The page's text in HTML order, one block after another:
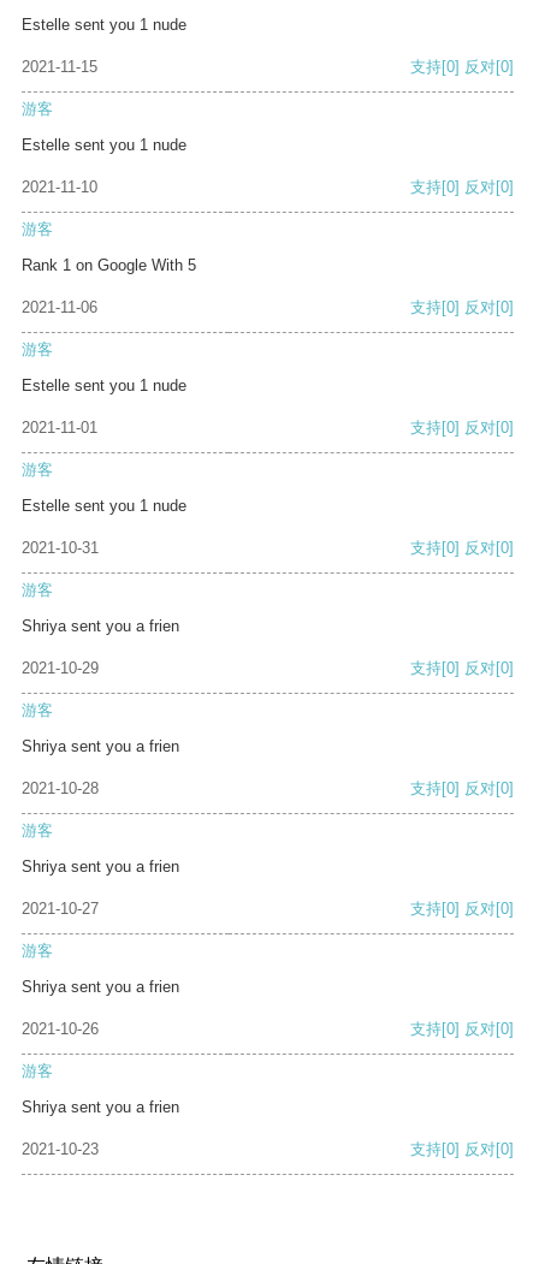
Estelle sent you 1 nude
2021-11-15 支持[0] 反对[0]
游客
Estelle sent you 1 nude
2021-11-10 支持[0] 反对[0]
游客
Rank 1 on Google With 5
2021-11-06 支持[0] 反对[0]
游客
Estelle sent you 1 nude
2021-11-01 支持[0] 反对[0]
游客
Estelle sent you 1 nude
2021-10-31 支持[0] 反对[0]
游客
Shriya sent you a frien
2021-10-29 支持[0] 反对[0]
游客
Shriya sent you a frien
2021-10-28 支持[0] 反对[0]
游客
Shriya sent you a frien
2021-10-27 支持[0] 反对[0]
游客
Shriya sent you a frien
2021-10-26 支持[0] 反对[0]
游客
Shriya sent you a frien
2021-10-23 支持[0] 反对[0]